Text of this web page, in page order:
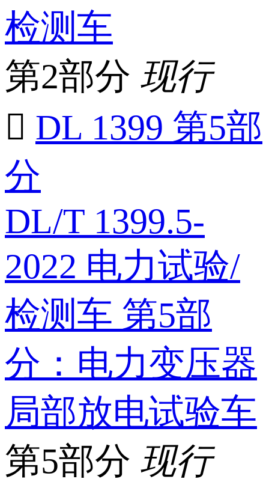
检测车
第2部分 现行
 DL 1399 第5部
分
DL/T 1399.5-
2022 电力试验/
检测车 第5部
分：电力变压器
局部放电试验车
第5部分 现行